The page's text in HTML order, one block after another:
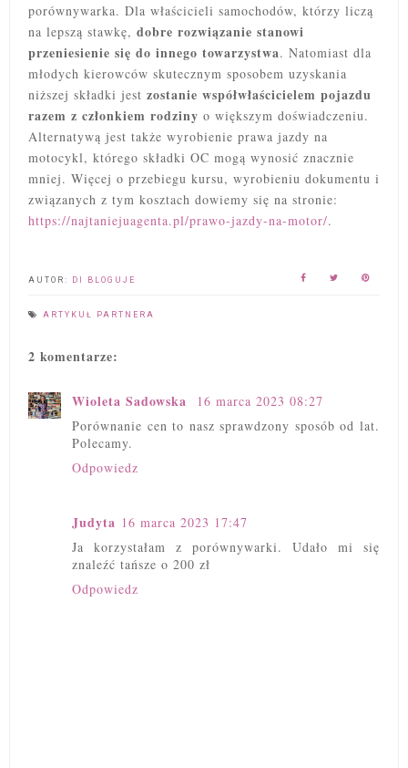
porównywarka. Dla właścicieli samochodów, którzy liczą
na lepszą stawkę, dobre rozwiązanie stanowi
przeniesienie się do innego towarzystwa. Natomiast dla
młodych kierowców skutecznym sposobem uzyskania
niższej składki jest zostanie współwłaścicielem pojazdu
razem z członkiem rodziny o większym doświadczeniu.
Alternatywą jest także wyrobienie prawa jazdy na
motocykl, którego składki OC mogą wynosić znacznie
mniej. Więcej o przebiegu kursu, wyrobieniu dokumentu i
związanych z tym kosztach dowiemy się na stronie:
https://najtaniejuagenta.pl/prawo-jazdy-na-motor/.
AUTOR: DI BLOGUJE
ARTYKUŁ PARTNERA
2 komentarze:
Wioleta Sadowska
16 marca 2023 08:27
Porównanie cen to nasz sprawdzony sposób od lat.
Polecamy.
Odpowiedz
Judyta 16 marca 2023 17:47
Ja korzystałam z porównywarki. Udało mi się
znaleźć tańsze o 200 zł
Odpowiedz